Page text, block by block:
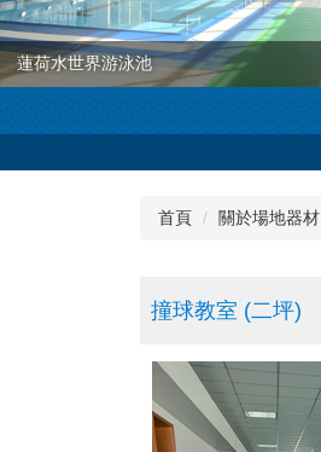
蓮荷水世界游泳池
首頁 關於場地器材
撞球教室 (二坪)